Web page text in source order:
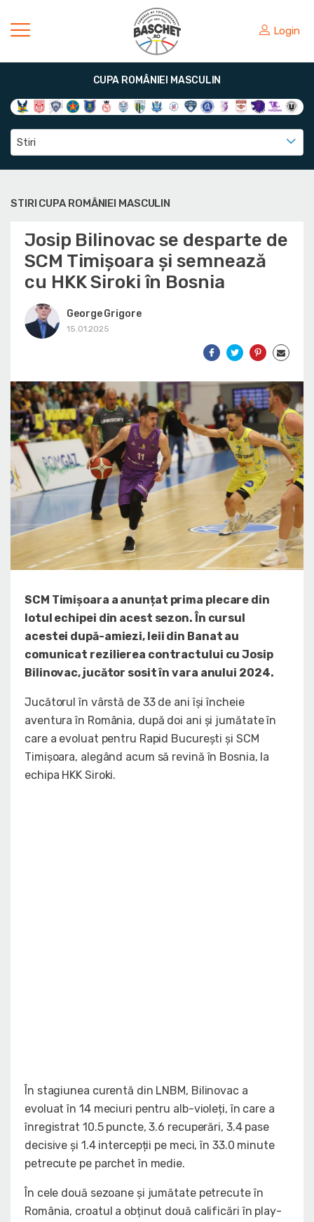
Login
CUPA ROMÂNIEI MASCULIN
Stiri
STIRI CUPA ROMÂNIEI MASCULIN
Josip Bilinovac se desparte de
SCM Timișoara și semnează
cu HKK Siroki în Bosnia
George Grigore
15.01.2025
SCM Timișoara a anunțat prima plecare din
lotul echipei din acest sezon. În cursul
acestei după-amiezi, leii din Banat au
comunicat rezilierea contractului cu Josip
Bilinovac, jucător sosit în vara anului 2024.
Jucătorul în vârstă de 33 de ani își încheie
aventura în România, după doi ani și jumătate în
care a evoluat pentru Rapid București și SCM
Timișoara, alegând acum să revină în Bosnia, la
echipa HKK Siroki.
În stagiunea curentă din LNBM, Bilinovac a
evoluat în 14 meciuri pentru alb-violeți, în care a
înregistrat 10.5 puncte, 3.6 recuperări, 3.4 pase
decisive și 1.4 intercepții pe meci, în 33.0 minute
petrecute pe parchet în medie.
În cele două sezoane și jumătate petrecute în
România, croatul a obținut două calificări în play-